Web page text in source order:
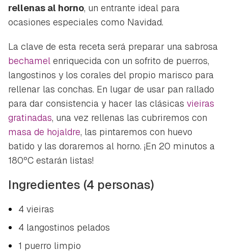
rellenas al horno, un entrante ideal para
ocasiones especiales como Navidad.
La clave de esta receta será preparar una sabrosa
bechamel enriquecida con un sofrito de puerros,
langostinos y los corales del propio marisco para
rellenar las conchas. En lugar de usar pan rallado
para dar consistencia y hacer las clásicas vieiras
gratinadas, una vez rellenas las cubriremos con
masa de hojaldre, las pintaremos con huevo
batido y las doraremos al horno. ¡En 20 minutos a
180ºC estarán listas!
Ingredientes (4 personas)
4 vieiras
4 langostinos pelados
1 puerro limpio